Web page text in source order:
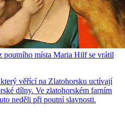
poutního místa Maria Hilf se vrátil
věřící na Zlatohorsku uctívají
dílny. Ve zlatohorském farním
neděli při poutní slavnosti.